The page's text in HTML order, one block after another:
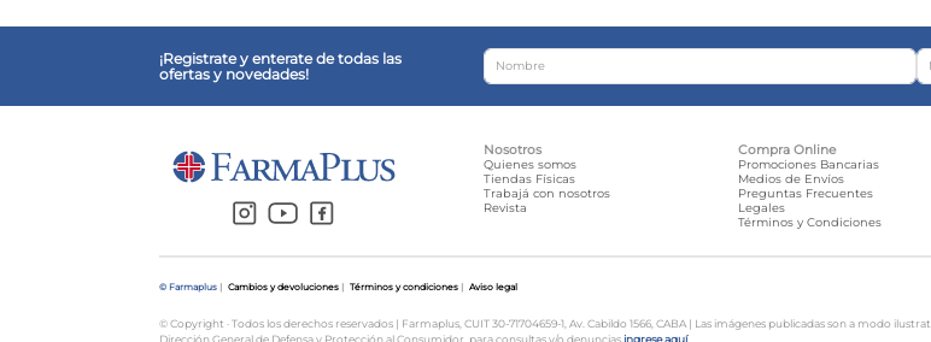
¡Registrate y enterate de todas las
ofertas y novedades!
Nosotros
Quienes somos
Tiendas Físicas
Trabajá con nosotros
Revista
Compra Online
Promociones Bancarias
Medios de Envíos
Preguntas Frecuentes
Legales
Términos y Condiciones
© Farmaplus | Cambios y devoluciones | Términos y condiciones | Aviso legal
© Copyright · Todos los derechos reservados | Farmaplus, CUIT 30-71704659-1, Av. Cabildo 1566, CABA | Las imágenes publicadas son a modo
Dirección General de Defensa y Protección al Consumidor, para consultas y/o denunciasingrese aquí